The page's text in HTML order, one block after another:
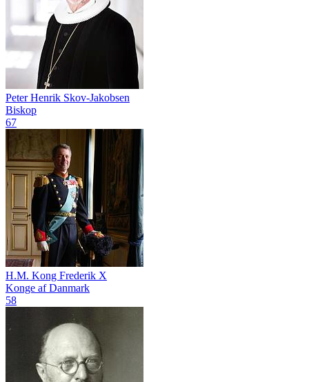
Peter Henrik Skov-Jakobsen
Biskop
67
H.M. Kong Frederik X
Konge af Danmark
58